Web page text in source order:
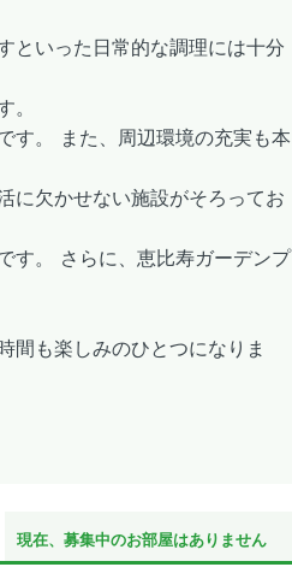
といった日常的な調理には十分
す。 また、周辺環境の充実も本
に欠かせない施設がそろってお
す。 さらに、恵比寿ガーデンプ
間も楽しみのひとつになりま
現在、募集中のお部屋はありません